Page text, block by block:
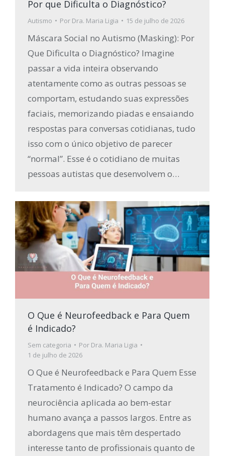
Por que Dificulta o Diagnóstico?
Autismo Por Dra. Maria Ligia 15 de julho de 2026
Máscara Social no Autismo (Masking): Por
Que Dificulta o Diagnóstico? Imagine
passar a vida inteira observando
atentamente como as outras pessoas se
comportam, estudando suas expressões
faciais, memorizando piadas e ensaiando
respostas para conversas cotidianas, tudo
isso com o único objetivo de parecer
“normal”. Esse é o cotidiano de muitas
pessoas autistas que desenvolvem o…
O Que é Neurofeedback e Para Quem
é Indicado?
Sem categoria Por Dra. Maria Ligia
1 de julho de 2026
O Que é Neurofeedback e Para Quem Esse
Tratamento é Indicado? O campo da
neurociência aplicada ao bem-estar
humano avança a passos largos. Entre as
abordagens que mais têm despertado
interesse tanto de profissionais quanto de